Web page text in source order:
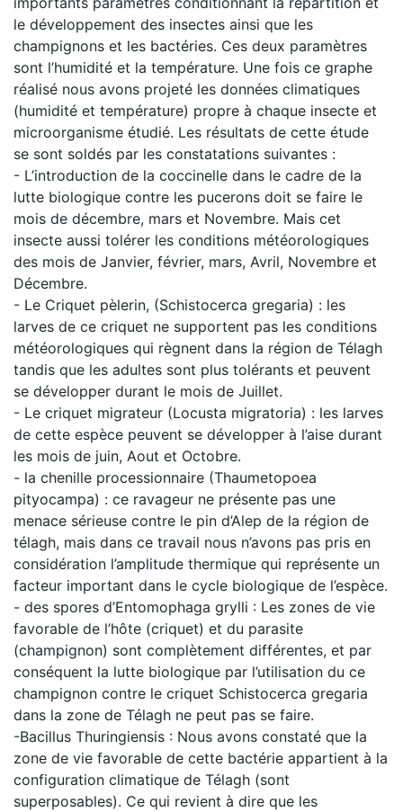
le développement des insectes ainsi que les
champignons et les bactéries. Ces deux paramètres
sont l’humidité et la température. Une fois ce graphe
réalisé nous avons projeté les données climatiques
(humidité et température) propre à chaque insecte et
microorganisme étudié. Les résultats de cette étude
se sont soldés par les constatations suivantes :
- L’introduction de la coccinelle dans le cadre de la
lutte biologique contre les pucerons doit se faire le
mois de décembre, mars et Novembre. Mais cet
insecte aussi tolérer les conditions météorologiques
des mois de Janvier, février, mars, Avril, Novembre et
Décembre.
- Le Criquet pèlerin, (Schistocerca gregaria) : les
larves de ce criquet ne supportent pas les conditions
météorologiques qui règnent dans la région de Télagh
tandis que les adultes sont plus tolérants et peuvent
se développer durant le mois de Juillet.
- Le criquet migrateur (Locusta migratoria) : les larves
de cette espèce peuvent se développer à l’aise durant
les mois de juin, Aout et Octobre.
- la chenille processionnaire (Thaumetopoea
pityocampa) : ce ravageur ne présente pas une
menace sérieuse contre le pin d’Alep de la région de
télagh, mais dans ce travail nous n’avons pas pris en
considération l’amplitude thermique qui représente un
facteur important dans le cycle biologique de l’espèce.
- des spores d’Entomophaga grylli : Les zones de vie
favorable de l’hôte (criquet) et du parasite
(champignon) sont complètement différentes, et par
conséquent la lutte biologique par l’utilisation du ce
champignon contre le criquet Schistocerca gregaria
dans la zone de Télagh ne peut pas se faire.
-Bacillus Thuringiensis : Nous avons constaté que la
zone de vie favorable de cette bactérie appartient à la
configuration climatique de Télagh (sont
superposables). Ce qui revient à dire que les